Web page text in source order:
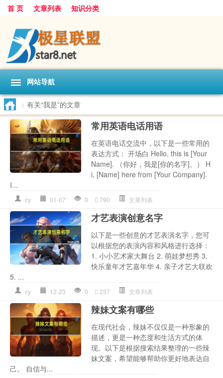
首 页 文章列表 知识分类
网站导航
> 有关“我是”的文章
常用英语电话用语
在英语电话交流中，以下是一些常用的
表达方式： 开场白 Hello, this is [Your
Name]. （你好，我是[你的名字]。） H
i, [Name] here from [Your Company].
I...
cy 01-07 0 790 文章列表
才艺表演创意名字
以下是一些创意的才艺表演名字，您可
以根据您的表演内容和风格进行选择：
1. 小小艺术家大舞台 2. 萌娃梦想秀 3.
快乐童年才艺嘉年华 4. 亲子才艺大联欢
5. ...
cy 12-23 0 237 文章列表
辣妹文案有哪些
在现代社会，辣妹不仅仅是一种形象的
描述，更是一种态度和生活方式的体
现。以下是根据搜索结果整理的一些辣
妹文案，希望能够帮助你更好地表达自
己。 自信与...